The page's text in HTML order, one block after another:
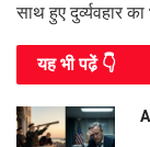
साथ हुए दुर्व्यवहार
यह भी पढे़ं 👇